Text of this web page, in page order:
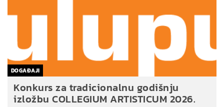
DOGAĐAJI
Konkurs za tradicionalnu godišnju
izložbu COLLEGIUM ARTISTICUM 2026.